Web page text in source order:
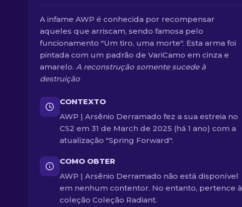
A infame AWP é conhecida por recompensar
aqueles que arriscam, sendo famosa pelo
funcionamento "Um tiro, uma morte". Esta arma foi
pintada com um padrão de VariCamo em cinza e
amarelo. A reconstrução somente sucede à
destruição
CONTEXTO
AWP | Arsênio Derramado fez a sua estreia no
CS2 em 31 de March de 2025 (há 1 ano) com a
atualização "Spring Forward".
COMO OBTER
AWP | Arsênio Derramado não está disponível
em nenhum contentor. No entanto, pertence à
coleção Coleção Radiant.